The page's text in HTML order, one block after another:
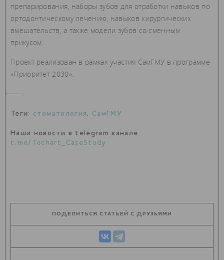
препарирования, наборы зубов для отработки навыков по
ортодонтическому лечению, навыков хирургических
вмешательств, а также модели зубов со сменным
прикусом.
Проект реализован в рамках участия СамГМУ в программе
«Приоритет 2030».
Теги: стоматология , СамГМУ
Наши новости в telegram канале:
t.me/Techart_CaseStudy
ПОДЕЛИТЬСЯ СТАТЬЕЙ С ДРУЗЬЯМИ